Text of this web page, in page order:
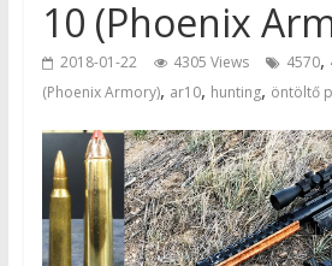
10 (Phoenix
2018-01-22 4305 Views 4570,
(Phoenix Armory), ar10, hunting, öntöltő